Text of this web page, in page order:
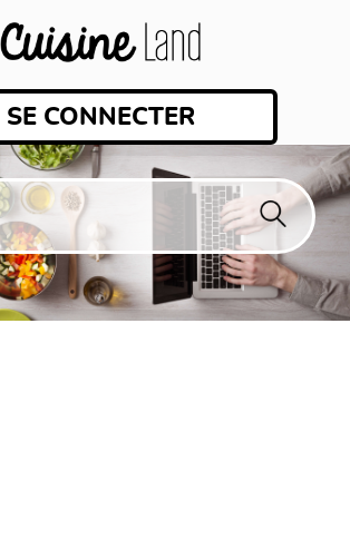
SE CONNECTER